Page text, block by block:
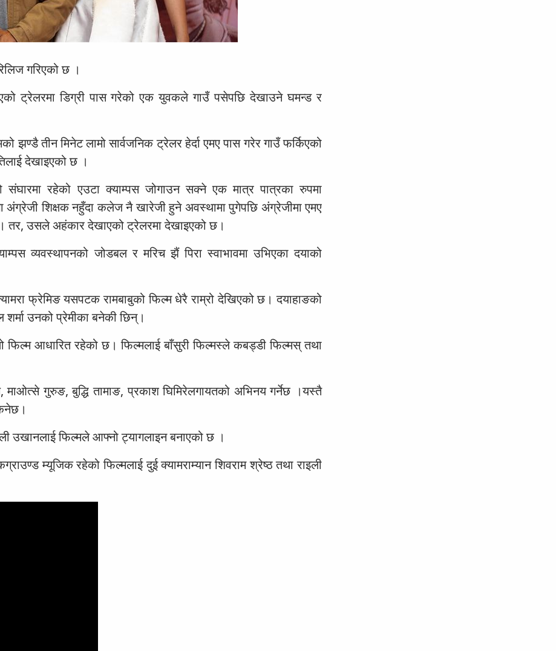
गरिएको छ ।
ट्रेलरमा डिग्री पास गरेको एक युवकले गाउँ पसेपछि देखाउने घमन्ड र
तीन मिनेट लामो सार्वजनिक ट्रेलर हेर्दा एमए पास गरेर गाउँ फर्किएको
देखाइएको छ ।
रहेको एउटा क्याम्पस जोगाउन सक्ने एक मात्र पात्रका रुपमा
शिक्षक नहुँदा कलेज नै खारेजी हुने अवस्थामा पुगेपछि अंग्रेजीमा एमए
। तर, उसले अहंकार देखाएको ट्रेलरमा देखाइएको छ।
व्यवस्थापनको जोडबल र मरिच झैं पिरा स्वाभावमा उभिएका दयाको
फ्रेमिङ यसपटक रामबाबुको फिल्म धेरै राम्रो देखिएको छ। दयाहाङको
उनको प्रेमीका बनेकी छिन्।
फिल्म आधारित रहेको छ। फिल्मलाई बाँसुरी फिल्मस्ले कबड्डी फिल्मस् तथा
गुरुङ, बुद्धि तामाङ, प्रकाश घिमिरेलगायतको अभिनय गर्नेछ ।यस्तै
उखानलाई फिल्मले आफ्नो ट्यागलाइन बनाएको छ ।
म्यूजिक रहेको फिल्मलाई दुई क्यामराम्यान शिवराम श्रेष्ठ तथा राइली